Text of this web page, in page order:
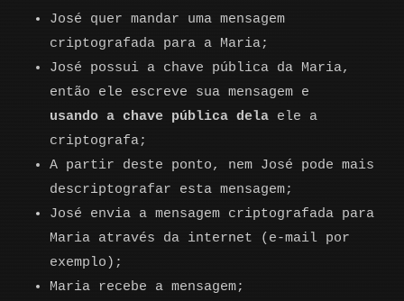
José quer mandar uma mensagem
criptografada para a Maria;
José possui a chave pública da Maria,
então ele escreve sua mensagem e
usando a chave pública dela ele a
criptografa;
A partir deste ponto, nem José pode mais
descriptografar esta mensagem;
José envia a mensagem criptografada para
Maria através da internet (e-mail por
exemplo);
Maria recebe a mensagem;